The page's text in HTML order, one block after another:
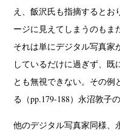
え、飯沢氏も指摘するとお
ージに見えてしまうのもま
それは単にデジタル写真家
しているだけに過ぎず、既
とも無視できない。その
る（pp.179-188）永沼敦子
他のデジタル写真家同様、